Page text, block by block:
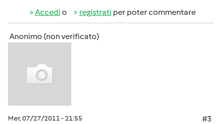
Accedi o registrati per poter commentare
Anonimo (non verificato)
Mer, 07/27/2011 - 21:55
#3